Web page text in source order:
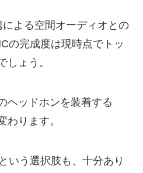
よる空間オーディオとの
の完成度は現時点でトッ
しょう。
ヘッドホンを装着する
わります。
いう選択肢も、十分あり